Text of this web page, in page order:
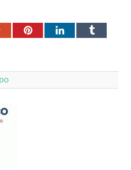
Google+PinterestLinkedInTumblr